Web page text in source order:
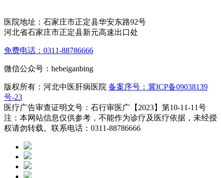
医院地址：石家庄市正定县华安东路92号
河北省石家庄市正定县新元高速出口处
免费电话：0311-88786666
微信公众号：hebeiganbing
版权所有：河北中医肝病医院 备案序号：冀ICP备09038139
号-23
医疗广告审查证明文号：石行审医广【2023】第10-11-11号
注：本网站信息仅供参考，不能作为诊疗及医疗依据，未经授
权请勿转载。联系电话：0311-88786666